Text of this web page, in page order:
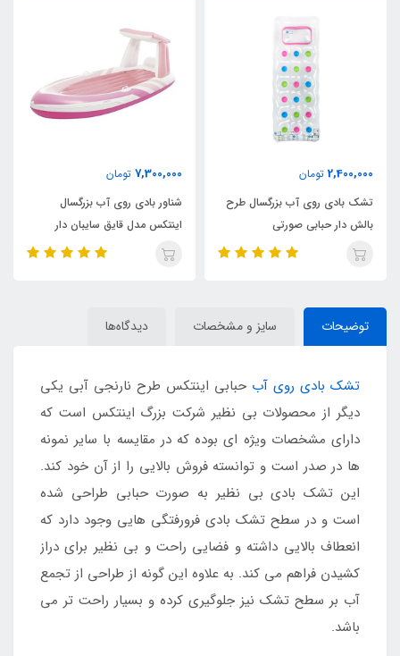
2,400,000 تومان
تشک بادی روی آب بزرگسال طرح
بالش دار حبابی صورتی
7,300,000 تومان
شناور بادی روی آب بزرگسال
اینتکس مدل قایق سایبان دار
توضیحات سایز و مشخصات دیدگاه‌ها
تشک بادی روی آب حبابی اینتکس طرح نارنجی آبی یکی
دیگر از محصولات بی نظیر شرکت بزرگ اینتکس است که
دارای مشخصات ویژه ای بوده که در مقایسه با سایر نمونه
ها در صدر است و توانسته فروش بالایی را از آن خود کند.
این تشک بادی بی نظیر به صورت حبابی طراحی شده
است و در سطح تشک بادی فرورفتگی هایی وجود دارد که
انعطاف بالایی داشته و فضایی راحت و بی نظیر برای دراز
کشیدن فراهم می کند. به علاوه این گونه از طراحی از تجمع
آب بر سطح تشک نیز جلوگیری کرده و بسیار راحت تر می
باشد.